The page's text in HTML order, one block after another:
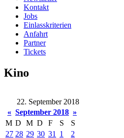
Kontakt
Jobs
Einlasskriterien
Anfahrt
Partner
Tickets
Kino
22. September 2018
« September 2018 »
M D M D F S
S
27 28 29 30 31 1
2